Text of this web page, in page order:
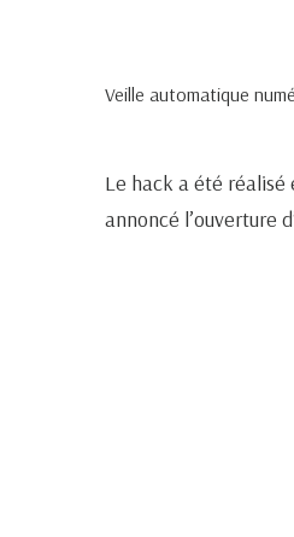
Veille automatique
Le hack a été réalisé
annoncé l’ouverture